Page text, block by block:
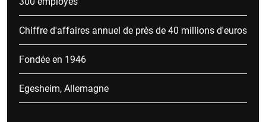
Chiffre d'affaires annuel de près de 40 millions d'euros
Fondée en 1946
Egesheim, Allemagne